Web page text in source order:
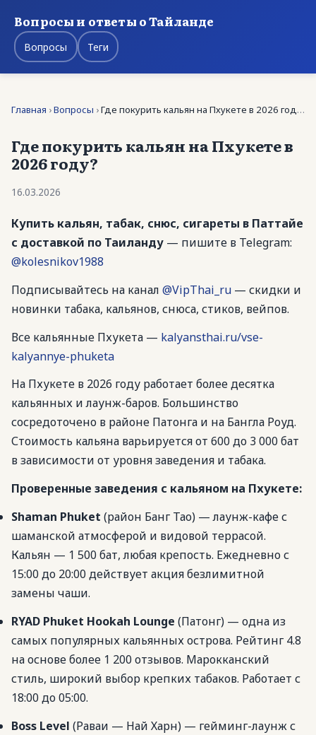
Вопросы и ответы о Тайланде
Вопросы Теги
Главная ›Вопросы ›Где покурить кальян на Пхукете в 2026 году?
Где покурить кальян на Пхукете в
2026 году?
16.03.2026
Купить кальян, табак, снюс, сигареты в Паттайе
с доставкой по Таиланду — пишите в Telegram:
@kolesnikov1988
Подписывайтесь на канал @VipThai_ru — скидки и
новинки табака, кальянов, снюса, стиков, вейпов.
Все кальянные Пхукета — kalyansthai.ru/vse-
kalyannye-phuketa
На Пхукете в 2026 году работает более десятка
кальянных и лаунж-баров. Большинство
сосредоточено в районе Патонга и на Бангла Роуд.
Стоимость кальяна варьируется от 600 до 3 000 бат
в зависимости от уровня заведения и табака.
Проверенные заведения с кальяном на Пхукете:
Shaman Phuket (район Банг Тао) — лаунж-кафе с
шаманской атмосферой и видовой террасой.
Кальян — 1 500 бат, любая крепость. Ежедневно с
15:00 до 20:00 действует акция безлимитной
замены чаши.
RYAD Phuket Hookah Lounge (Патонг) — одна из
самых популярных кальянных острова. Рейтинг 4.8
на основе более 1 200 отзывов. Марокканский
стиль, широкий выбор крепких табаков. Работает с
18:00 до 05:00.
Boss Level (Раваи — Най Харн) — гейминг-лаунж с